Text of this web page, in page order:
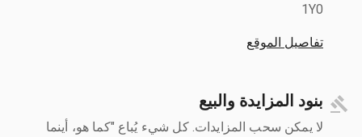
1Y0
تفاصيل الموقع
بنود المزايدة والبيع
لا يمكن سحب المزايدات. كل شيء يُباع "كما هو، أينما